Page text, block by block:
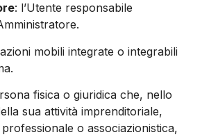
: l’Utente responsabile
mobili integrate o integrabili
fisica o giuridica che, nello
sua attività imprenditoriale,
o associazionistica,